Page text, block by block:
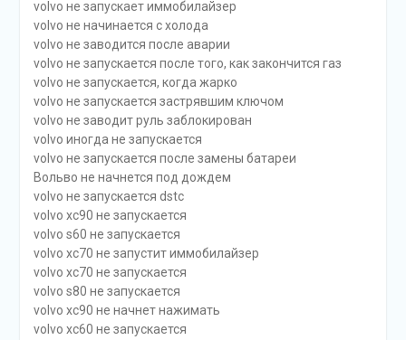
volvo не запускает иммобилайзер
volvo не начинается с холода
volvo не заводится после аварии
volvo не запускается после того, как закончится газ
volvo не запускается, когда жарко
volvo не запускается застрявшим ключом
volvo не заводит руль заблокирован
volvo иногда не запускается
volvo не запускается после замены батареи
Вольво не начнется под дождем
volvo не запускается dstc
volvo xc90 не запускается
volvo s60 не запускается
volvo xc70 не запустит иммобилайзер
volvo xc70 не запускается
volvo s80 не запускается
volvo xc90 не начнет нажимать
volvo xc60 не запускается